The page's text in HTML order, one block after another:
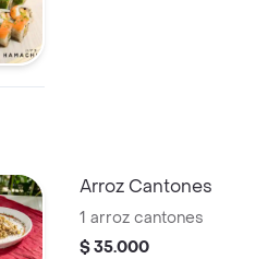
Arroz Cantones
1 arroz cantones
$ 35.000